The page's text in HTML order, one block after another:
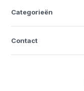
Categorieën
Contact